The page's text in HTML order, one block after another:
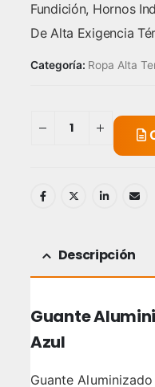
Fundición, Hornos
De Alta Exigencia
Categoría: Ropa Alta
Descripción
Guante
Azul
Guante